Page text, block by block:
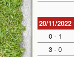
20/11/2022
0 - 1
3 - 0